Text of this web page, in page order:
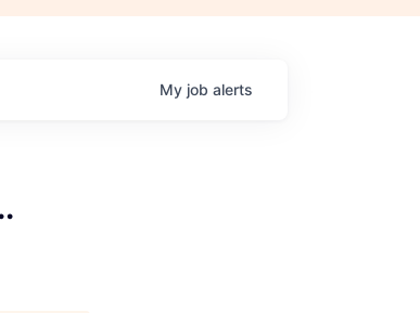
My job alerts